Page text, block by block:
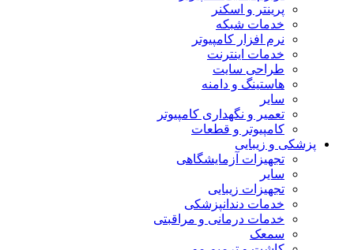
پرینتر و اسکنر
خدمات شبکه
نرم افزار کامپیوتر
خدمات اینترنت
طراحی سایت
هاستینگ و دامنه
سایر
تعمیر و نگهداری کامپیوتر
کامپیوتر و قطعات
پزشکی و زیبایی
تجهیزات آزمایشگاهی
سایر
تجهیزات زیبایی
خدمات دندانپزشکی
خدمات درمانی و مراقبتی
سمعک